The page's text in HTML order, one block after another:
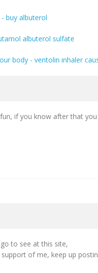
buy albuterol
albuterol sulfate
body - ventolin inhaler
if you know after that
go to see at this site,
of me, keep up